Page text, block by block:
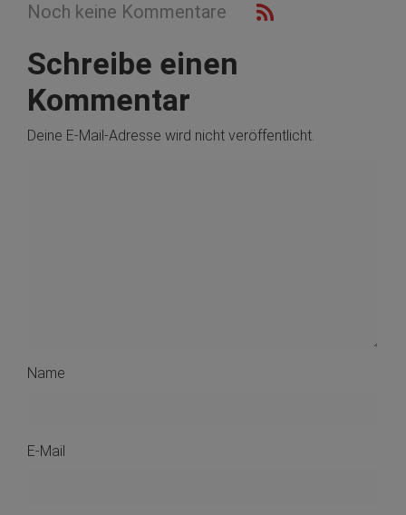
Noch keine Kommentare
Schreibe einen
Kommentar
Deine E-Mail-Adresse wird nicht veröffentlicht.
Name
E-Mail